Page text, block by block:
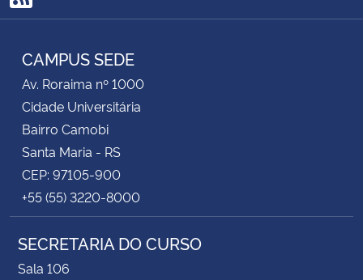
RSS
CAMPUS SEDE
Av. Roraima nº 1000
Cidade Universitária
Bairro Camobi
Santa Maria - RS
CEP: 97105-900
+55 (55) 3220-8000
SECRETARIA DO CURSO
Sala 106